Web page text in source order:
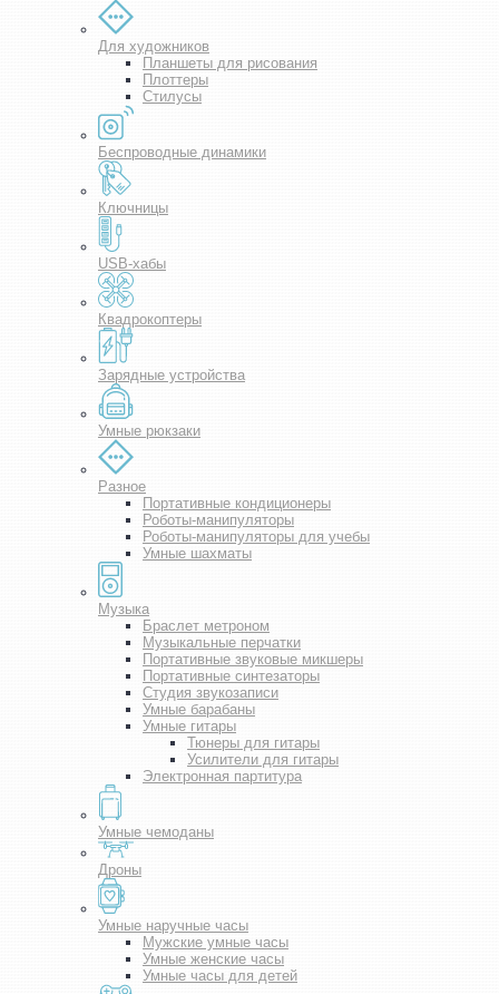
Для художников
Планшеты для рисования
Плоттеры
Стилусы
Беспроводные динамики
Ключницы
USB-хабы
Квадрокоптеры
Зарядные устройства
Умные рюкзаки
Разное
Портативные кондиционеры
Роботы-манипуляторы
Роботы-манипуляторы для учебы
Умные шахматы
Музыка
Браслет метроном
Музыкальные перчатки
Портативные звуковые микшеры
Портативные синтезаторы
Студия звукозаписи
Умные барабаны
Умные гитары
Тюнеры для гитары
Усилители для гитары
Электронная партитура
Умные чемоданы
Дроны
Умные наручные часы
Мужские умные часы
Умные женские часы
Умные часы для детей